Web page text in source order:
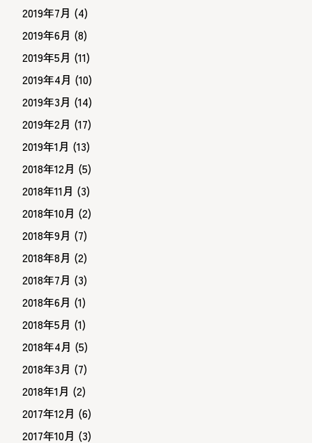
2019年7月 (4)
2019年6月 (8)
2019年5月 (11)
2019年4月 (10)
2019年3月 (14)
2019年2月 (17)
2019年1月 (13)
2018年12月 (5)
2018年11月 (3)
2018年10月 (2)
2018年9月 (7)
2018年8月 (2)
2018年7月 (3)
2018年6月 (1)
2018年5月 (1)
2018年4月 (5)
2018年3月 (7)
2018年1月 (2)
2017年12月 (6)
2017年10月 (3)